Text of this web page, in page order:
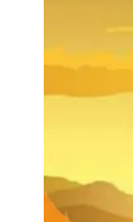
ข่าวปร
สิทธิประโย